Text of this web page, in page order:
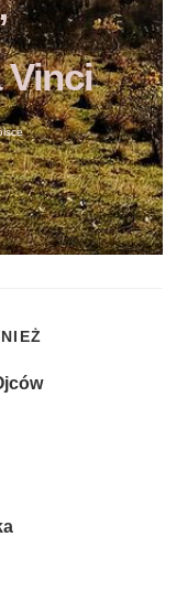
Vinci